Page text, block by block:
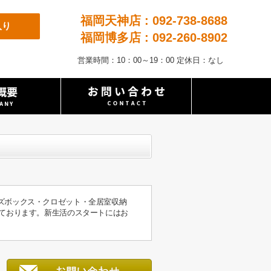
福岡天神店 : 092-738-8688
福岡博多店 : 092-260-8902
営業時間：10：00～19：00 定休日：なし
ボックス・クロゼット・全居室収納
おります。新生活のスタートにはお